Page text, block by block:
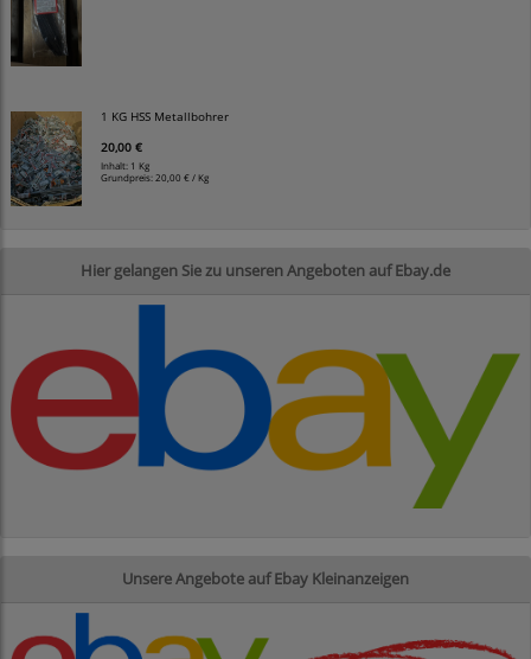
1 KG HSS Metallbohrer
20,00 €
Inhalt: 1 Kg
Grundpreis: 20,00 € / Kg
Hier gelangen Sie zu unseren Angeboten auf Ebay.de
Unsere Angebote auf Ebay Kleinanzeigen